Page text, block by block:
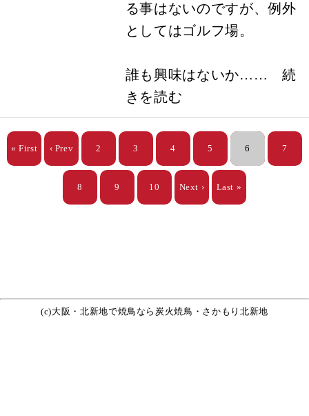
る事はないのですが、例外
としてはゴルフ場。
誰も興味はないか…… 続
きを読む
« First ‹ Prev 2 3 4 5 6 7
8 9 10 Next › Last »
(c)大阪・北新地で焼鳥なら 炭火焼鳥・さかもり北新地